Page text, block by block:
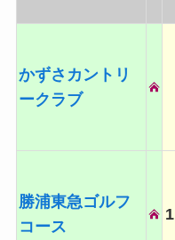
かずさカントリ
ークラブ
勝浦東急ゴルフ
コース
1